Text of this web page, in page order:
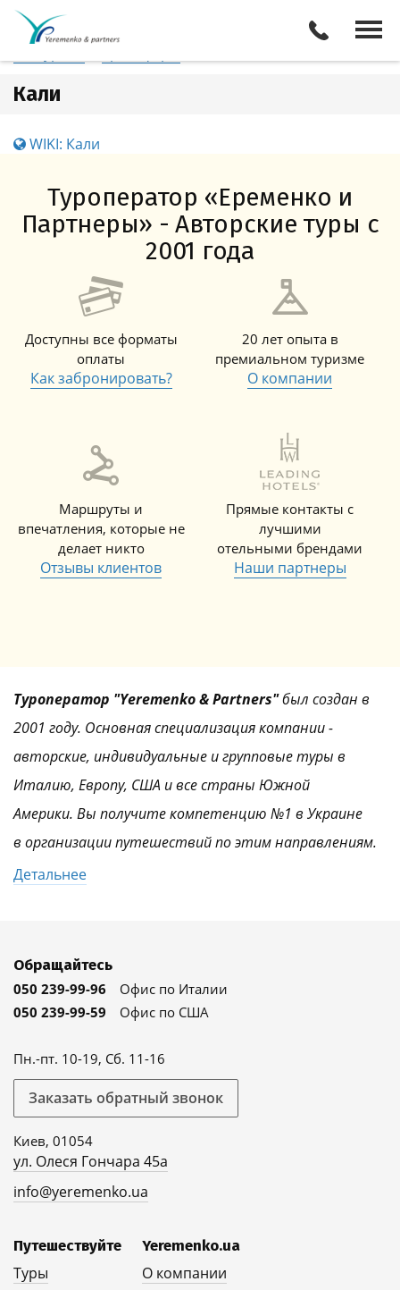
Колумбия
Кали
WIKI: Кали
Туроператор «Еременко и
Партнеры» - Авторские туры с
2001 года
Доступны все форматы
оплаты
Как забронировать?
20 лет опыта в
премиальном туризме
О компании
Маршруты и
впечатления, которые не
делает никто
Отзывы клиентов
Прямые контакты с
лучшими
отельными брендами
Наши партнеры
Туроператор "Yeremenko & Partners"был создан в
2001 году. Основная специализация компании -
авторские, индивидуальные и групповые туры в
Италию, Европу, США и все страны Южной
Америки. Вы получите компетенцию №1 в Украине
в организации путешествий по этим направлениям.
Детальнее
Обращайтесь
050 239-99-96
Офис по Италии
050 239-99-59
Офис по США
Пн.-пт. 10-19, Сб. 11-16
Заказать обратный звонок
Киев, 01054
ул. Олеся Гончара 45а
info@yeremenko.ua
Путешествуйте
Туры
Yeremenko.ua
О компании